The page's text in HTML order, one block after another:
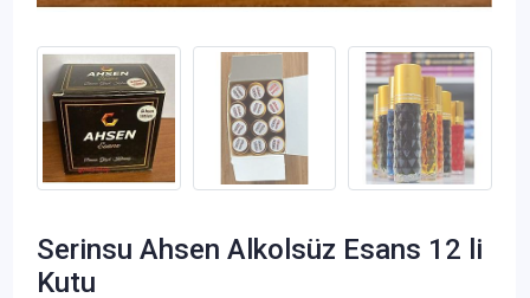
Serinsu Ahsen Alkolsüz Esans 12 li
Kutu